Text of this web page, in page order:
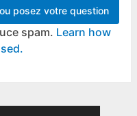
spam. Learn how